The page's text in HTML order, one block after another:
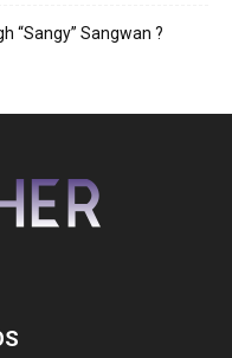
“Sangy” Sangwan ?